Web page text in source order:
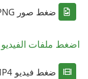
ضغط صور PNG
اضغط ملفات الفيديو
ضغط فيديو MP4